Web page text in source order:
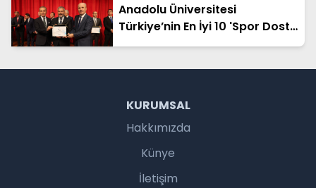
Anadolu Üniversitesi
Türkiye’nin En İyi 10 'Spor Dostu
Kampüsü' Arasına Girdi
KURUMSAL
Hakkımızda
Künye
İletişim